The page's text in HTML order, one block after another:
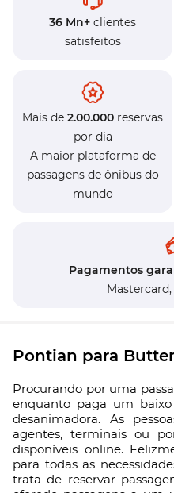
36 Mn+ clientes
satisfeitos
Mais de 2.00.000 reservas
por dia
A maior plataforma de
passagens de ônibus do
mundo
Pagamentos
Mastercard,
Pontian para
Procurando por uma
enquanto paga um
desanimadora. As
agentes, terminais ou
disponíveis online.
para todas as
trata de reservar